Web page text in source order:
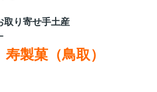
取り寄せ手土産
製菓（鳥取）